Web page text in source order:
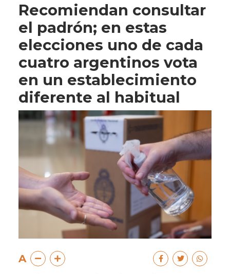
Recomiendan consultar
el padrón; en estas
elecciones uno de cada
cuatro argentinos vota
en un establecimiento
diferente al habitual
A